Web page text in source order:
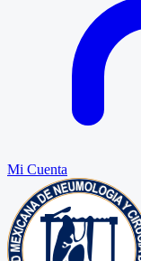
Mi Cuenta